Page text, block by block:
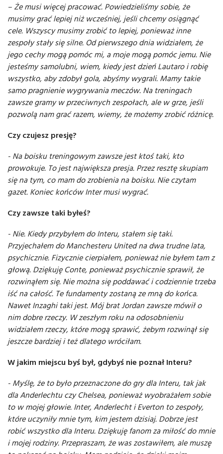
– Że musi więcej pracować. Powiedzieliśmy sobie, że
musimy grać lepiej niż wcześniej, jeśli chcemy osiągnąć
cele. Wszyscy musimy zrobić to lepiej, ponieważ inne
zespoły stały się silne. Od pierwszego dnia widziałem, że
jego cechy mogą pomóc mi, a moje mogą pomóc jemu. Nie
jesteśmy samolubni, wiem, kiedy jest dzień Lautaro i robię
wszystko, aby zdobył gola, abyśmy wygrali. Mamy takie
samo pragnienie wygrywania meczów. Na treningach
zawsze gramy w przeciwnych zespołach, ale w grze, jeśli
pozwolą nam grać razem, wiemy, że możemy zrobić różnicę.
Czy czujesz presję?
- Na boisku treningowym zawsze jest ktoś taki, kto
prowokuje. To jest największa presja. Przez resztę skupiam
się na tym, co mam do zrobienia na boisku. Nie czytam
gazet. Koniec końców Inter musi wygrać.
Czy zawsze taki byłeś?
- Nie. Kiedy przybyłem do Interu, stałem się taki.
Przyjechałem do Manchesteru United na dwa trudne lata,
psychicznie. Fizycznie cierpiałem, ponieważ nie byłem tam z
głową. Dziękuję Conte, ponieważ psychicznie sprawił, że
rozwinąłem się. Nie można się poddawać i codziennie trzeba
iść na całość. Te fundamenty zostaną ze mną do końca.
Nawet Inzaghi taki jest. Mój brat Jordan zawsze mówił o
nim dobre rzeczy. W zeszłym roku na odosobnieniu
widziałem rzeczy, które mogą sprawić, żebym rozwinął się
jeszcze bardziej i też dlatego wróciłam.
W jakim miejscu byś był, gdybyś nie poznał Interu?
- Myślę, że to było przeznaczone do gry dla Interu, tak jak
dla Anderlechtu czy Chelsea, ponieważ wyobrażałem sobie
to w mojej głowie. Inter, Anderlecht i Everton to zespoły,
które uczyniły mnie tym, kim jestem dzisiaj. Dobrze jest
robić wszystko dla Interu. Dziękuję fanom za miłość do mnie
i mojej rodziny. Przepraszam, że was zostawiłem, ale muszę